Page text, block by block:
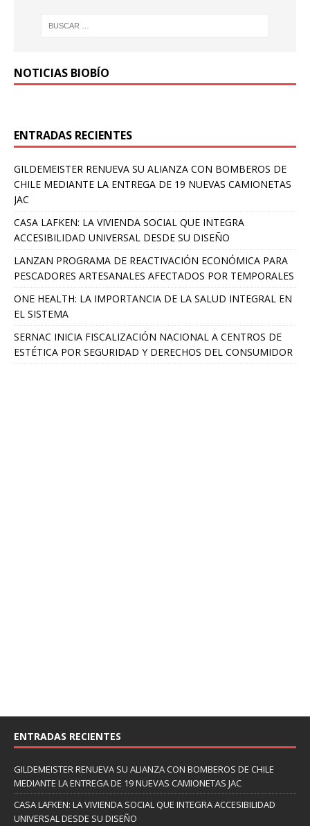
NOTICIAS BIOBÍO
ENTRADAS RECIENTES
GILDEMEISTER RENUEVA SU ALIANZA CON BOMBEROS DE
CHILE MEDIANTE LA ENTREGA DE 19 NUEVAS CAMIONETAS
JAC
CASA LAFKEN: LA VIVIENDA SOCIAL QUE INTEGRA
ACCESIBILIDAD UNIVERSAL DESDE SU DISEÑO
LANZAN PROGRAMA DE REACTIVACIÓN ECONÓMICA PARA
PESCADORES ARTESANALES AFECTADOS POR TEMPORALES
ONE HEALTH: LA IMPORTANCIA DE LA SALUD INTEGRAL EN
EL SISTEMA
SERNAC INICIA FISCALIZACIÓN NACIONAL A CENTROS DE
ESTÉTICA POR SEGURIDAD Y DERECHOS DEL CONSUMIDOR
ENTRADAS RECIENTES
GILDEMEISTER RENUEVA SU ALIANZA CON BOMBEROS DE CHILE
MEDIANTE LA ENTREGA DE 19 NUEVAS CAMIONETAS JAC
CASA LAFKEN: LA VIVIENDA SOCIAL QUE INTEGRA ACCESIBILIDAD
UNIVERSAL DESDE SU DISEÑO